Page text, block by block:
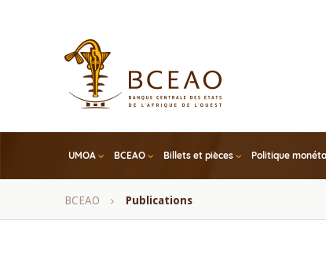
UMOA BCEAO Billets et pièces Politique
Fil
BCEAO Publications